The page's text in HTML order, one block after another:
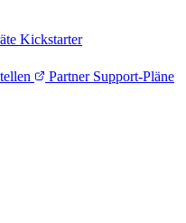
Kickstarter
Partner Support-Pläne